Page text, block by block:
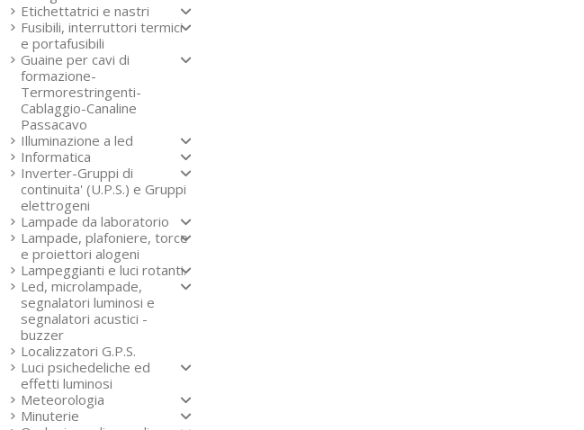
Etichettatrici e nastri
Fusibili, interruttori termici
e portafusibili
Guaine per cavi di
formazione-
Termorestringenti-
Cablaggio-Canaline
Passacavo
Illuminazione a led
Informatica
Inverter-Gruppi di
continuita' (U.P.S.) e Gruppi
elettrogeni
Lampade da laboratorio
Lampade, plafoniere, torce
e proiettori alogeni
Lampeggianti e luci rotanti.
Led, microlampade,
segnalatori luminosi e
segnalatori acustici -
buzzer
Localizzatori G.P.S.
Luci psichedeliche ed
effetti luminosi
Meteorologia
Minuterie